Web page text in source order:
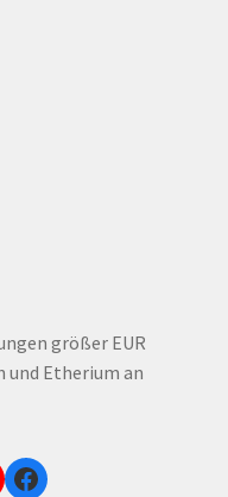
größer EUR
und Etherium an
Facebook